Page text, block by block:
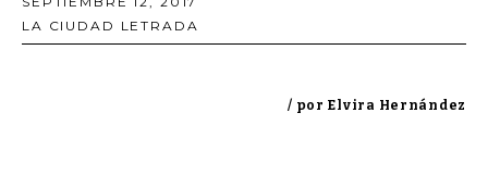
LA CIUDAD LETRADA
/ por Elvira Hernández